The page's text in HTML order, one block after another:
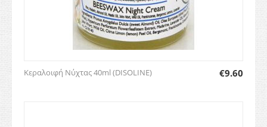
Κεραλοιφή Νύχτας 40ml (DISOLINE) €9.60